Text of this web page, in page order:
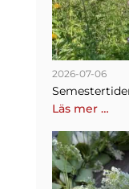
2026-07-06
Läs mer …